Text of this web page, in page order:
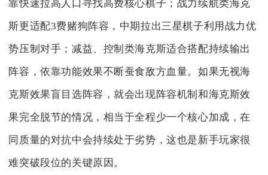
靠快速拉高人口寻找高费核心棋子；战力续航类海克
斯更适配3费赌狗阵容，中期拉出三星棋子利用战力优
势压制对手；减益、控制类海克斯适合搭配持续输出
阵容，依靠功能效果不断蚕食敌方血量。如果无视海
克斯效果盲目选阵容，就会出现阵容机制和海克斯效
果完全脱节的情况，相当于全程少一个核心加成，在
同质量的对抗中会持续处于劣势，这也是新手玩家很
难突破段位的关键原因。